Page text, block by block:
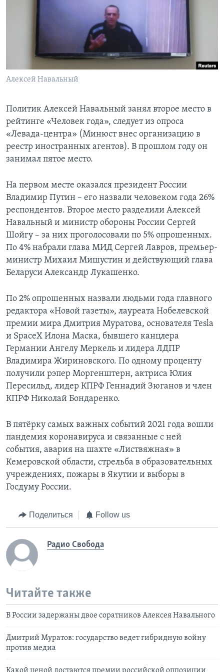
Алексей Навальный
Политик Алексей Навальный занял второе место в
рейтинге «Человек года», следует из опроса
«Левада-центра» (Минюст внес организацию в
реестр иностранных агентов). В прошлом году он
занимал пятое место.
На первом месте оказался президент России
Владимир Путин – его назвали человеком года 26%
респондентов. Второе место разделили Алексей
Навальный и министр обороны России Сергей
Шойгу – за них проголосовали по 5% опрошенных.
По 4% набрали глава МИД Сергей Лавров, премьер-
министр Михаил Мишустин и действующий глава
Беларуси Александр Лукашенко.
По 2% опрошенных назвали людьми года главного
редактора «Новой газеты», лауреата Нобелевской
премии мира Дмитрия Муратова, основателя Tesla
и SpaceX Илона Маска, бывшего канцлера
Германии Ангелу Меркель и лидера ЛДПР
Владимира Жириновского. По одному проценту
получили рэпер Моргенштерн, актриса Юлия
Пересильд, лидер КПРФ Геннадий Зюганов и член
КПРФ Николай Бондаренко.
В пятёрку самых важных событий 2021 года вошли
пандемия коронавируса и связанные с ней
события, авария на шахте «Листвяжная» в
Кемеровской области, стрельба в образовательных
учреждениях, пожары в Якутии и выборы в
Госдуму России.
Поделиться Follow us
Радио Свобода
Читайте также
В России задержаны двое соратников Алексея Навального
Дмитрий Муратов: государство ведет гибридную войну
против медиа